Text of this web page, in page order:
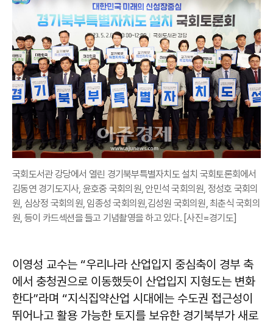
국회도서관 강당에서 열린 경기북부특별자치도 설치 국회토론회에서
김동연 경기도지사, 윤호중 국회의원, 안민석 국회의원, 정성호 국회의
원, 심상정 국회의원, 임종성 국회의원,김성원 국회의원, 최춘식 국회의
원, 등이 카드섹션을 들고 기념촬영을 하고 있다. [사진=경기도]
이영성 교수는 “우리나라 산업입지 중심축이 경부 축
에서 충청권으로 이동했듯이 산업입지 지형도는 변화
한다”라며 “지식집약산업 시대에는 수도권 접근성이
뛰어나고 활용 가능한 토지를 보유한 경기북부가 새로